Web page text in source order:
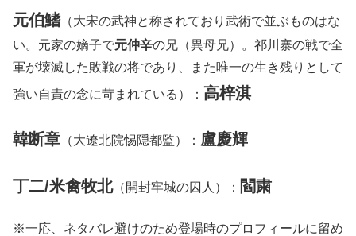
元伯鰭（大宋の武神と称されており武術で並ぶものはな
い。元家の嫡子で元仲辛の兄（異母兄）。祁川寨の戦で全
軍が壊滅した敗戦の将であり、また唯一の生き残りとして
強い自責の念に苛まれている）： 高梓淇
韓断章 （大遼北院惕隠都監）： 盧慶輝
丁二/米禽牧北（開封牢城の囚人）： 閻粛
※一応、ネタバレ避けのため登場時のプロフィールに留め